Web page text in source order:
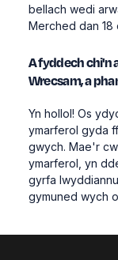
bellach wedi
Merched dan 18
A fyddech chi'n
Wrecsam, a
Yn hollol! Os
ymarferol gyda
gwych. Mae'r
ymarferol yn
gyrfa
gymuned wych o